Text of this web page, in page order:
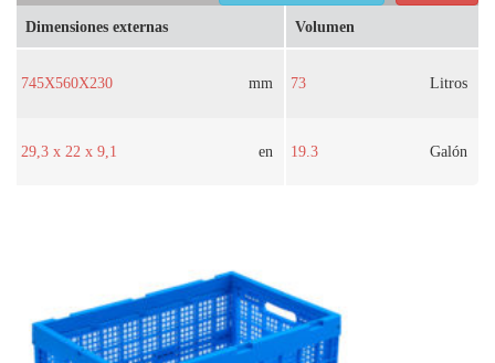
Dimensiones externas
745X560X230 mm
29,3 x 22 x 9,1 en
Volumen
73 Litros
19.3 Galón